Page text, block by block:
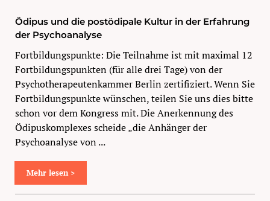
Ödipus und die postödipale Kultur in der Erfahrung
der Psychoanalyse
Fortbildungspunkte: Die Teilnahme ist mit maximal 12
Fortbildungspunkten (für alle drei Tage) von der
Psychotherapeutenkammer Berlin zertifiziert. Wenn Sie
Fortbildungspunkte wünschen, teilen Sie uns dies bitte
schon vor dem Kongress mit. Die Anerkennung des
Ödipuskomplexes scheide „die Anhänger der
Psychoanalyse von ...
Mehr lesen >